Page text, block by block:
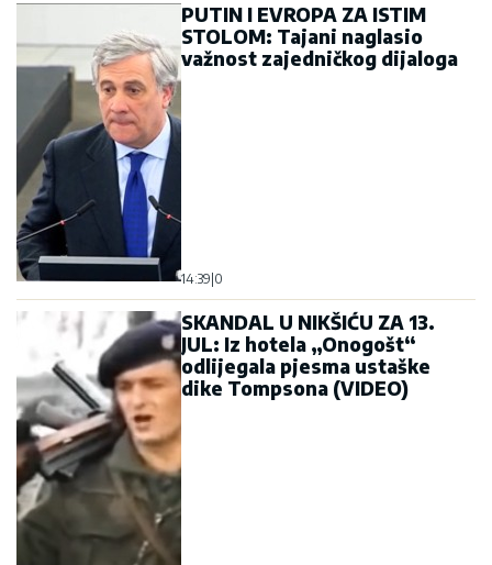
PUTIN I EVROPA ZA ISTIM
STOLOM: Tajani naglasio
važnost zajedničkog dijaloga
14:39|0
SKANDAL U NIKŠIĆU ZA 13.
JUL: Iz hotela „Onogošt“
odlijegala pjesma ustaške
dike Tompsona (VIDEO)